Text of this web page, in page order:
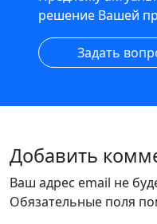
решение Вашей
Задать
Добавить
Ваш адрес email не
Обязательные поля